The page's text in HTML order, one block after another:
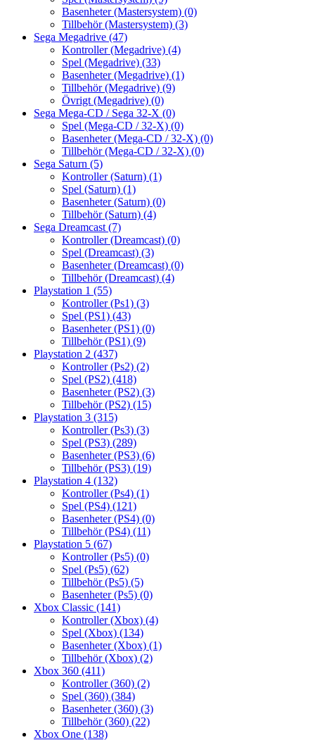
Basenheter (Mastersystem) (0)
Tillbehör (Mastersystem) (3)
Sega Megadrive (47)
Kontroller (Megadrive) (4)
Spel (Megadrive) (33)
Basenheter (Megadrive) (1)
Tillbehör (Megadrive) (9)
Övrigt (Megadrive) (0)
Sega Mega-CD / Sega 32-X (0)
Spel (Mega-CD / 32-X) (0)
Basenheter (Mega-CD / 32-X) (0)
Tillbehör (Mega-CD / 32-X) (0)
Sega Saturn (5)
Kontroller (Saturn) (1)
Spel (Saturn) (1)
Basenheter (Saturn) (0)
Tillbehör (Saturn) (4)
Sega Dreamcast (7)
Kontroller (Dreamcast) (0)
Spel (Dreamcast) (3)
Basenheter (Dreamcast) (0)
Tillbehör (Dreamcast) (4)
Playstation 1 (55)
Kontroller (Ps1) (3)
Spel (PS1) (43)
Basenheter (PS1) (0)
Tillbehör (PS1) (9)
Playstation 2 (437)
Kontroller (Ps2) (2)
Spel (PS2) (418)
Basenheter (PS2) (3)
Tillbehör (PS2) (15)
Playstation 3 (315)
Kontroller (Ps3) (3)
Spel (PS3) (289)
Basenheter (PS3) (6)
Tillbehör (PS3) (19)
Playstation 4 (132)
Kontroller (Ps4) (1)
Spel (PS4) (121)
Basenheter (PS4) (0)
Tillbehör (PS4) (11)
Playstation 5 (67)
Kontroller (Ps5) (0)
Spel (Ps5) (62)
Tillbehör (Ps5) (5)
Basenheter (Ps5) (0)
Xbox Classic (141)
Kontroller (Xbox) (4)
Spel (Xbox) (134)
Basenheter (Xbox) (1)
Tillbehör (Xbox) (2)
Xbox 360 (411)
Kontroller (360) (2)
Spel (360) (384)
Basenheter (360) (3)
Tillbehör (360) (22)
Xbox One (138)